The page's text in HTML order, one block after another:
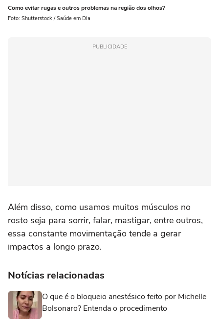
Como evitar rugas e outros problemas na região dos olhos?
Foto: Shutterstock / Saúde em Dia
PUBLICIDADE
Além disso, como usamos muitos músculos no
rosto seja para sorrir, falar, mastigar, entre outros,
essa constante movimentação tende a gerar
impactos a longo prazo.
Notícias relacionadas
O que é o bloqueio anestésico feito por Michelle
Bolsonaro? Entenda o procedimento